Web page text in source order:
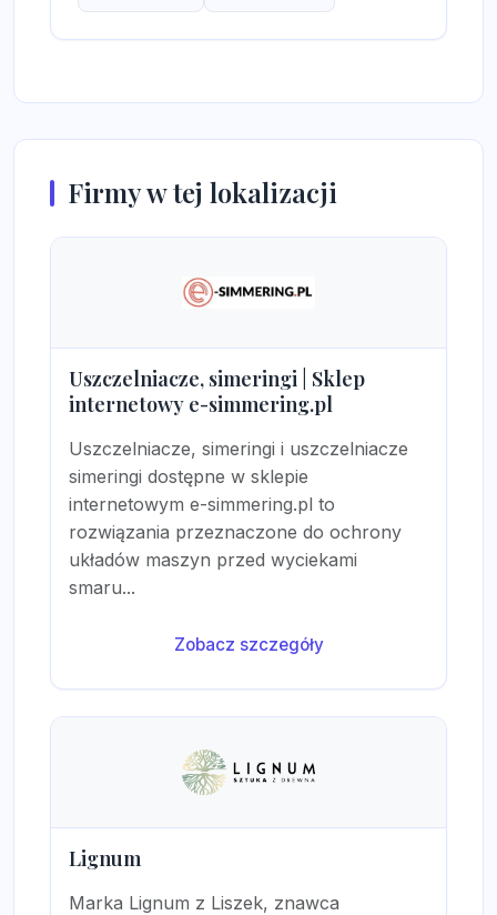
Firmy w tej lokalizacji
Uszczelniacze, simeringi | Sklep
internetowy e-simmering.pl
Uszczelniacze, simeringi i uszczelniacze
simeringi dostępne w sklepie
internetowym e-simmering.pl to
rozwiązania przeznaczone do ochrony
układów maszyn przed wyciekami
smaru...
Zobacz szczegóły
Lignum
Marka Lignum z Liszek, znawca